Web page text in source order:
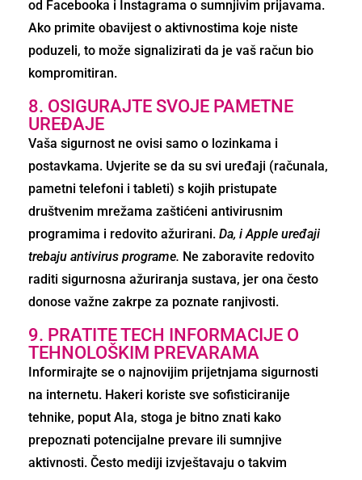
od Facebooka i Instagrama o sumnjivim prijavama.
Ako primite obavijest o aktivnostima koje niste
poduzeli, to može signalizirati da je vaš račun bio
kompromitiran.
8. OSIGURAJTE SVOJE PAMETNE
UREĐAJE
Vaša sigurnost ne ovisi samo o lozinkama i
postavkama. Uvjerite se da su svi uređaji (računala,
pametni telefoni i tableti) s kojih pristupate
društvenim mrežama zaštićeni antivirusnim
programima i redovito ažurirani. Da, i Apple uređaji
trebaju antivirus programe. Ne zaboravite redovito
raditi sigurnosna ažuriranja sustava, jer ona često
donose važne zakrpe za poznate ranjivosti.
9. PRATITE TECH INFORMACIJE O
TEHNOLOŠKIM PREVARAMA
Informirajte se o najnovijim prijetnjama sigurnosti
na internetu. Hakeri koriste sve sofisticiranije
tehnike, poput AIa, stoga je bitno znati kako
prepoznati potencijalne prevare ili sumnjive
aktivnosti. Često mediji izvještavaju o takvim